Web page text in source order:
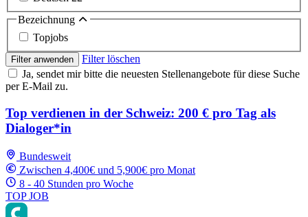
Bezeichnung
Topjobs
Filter anwenden
Filter löschen
Ja, sendet mir bitte die neuesten Stellenangebote für diese Suche
per E-Mail zu.
Top verdienen in der Schweiz: 200 € pro Tag als
Dialoger*in
Bundesweit
Zwischen 4,400€ und 5,900€ pro Monat
8 - 40 Stunden pro Woche
TOP JOB